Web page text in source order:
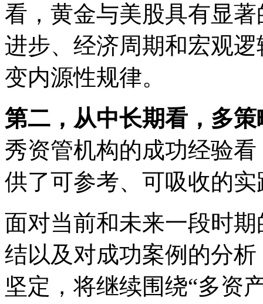
看，黄金与美股具有显
进步、经济周期和宏观
变内源性规律。
第二，从中长期看，多
秀资管机构的成功经验
供了可参考、可吸收的
面对当前和未来一段时
结以及对成功案例的分
坚定，将继续围绕“多资